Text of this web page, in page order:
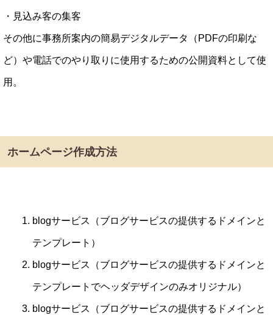
・見込み客の集客
その他に事務所案内の簡易デジタルデータ（PDFの印刷な
ど）や電話でのやり取りに使用するための公開資料として使
用。
ホームページ作成方法
blogサービス（ブログサービスの提供するドメインと
テンプレート）
blogサービス（ブログサービスの提供するドメインと
テンプレートでヘッダデザインのみオリジナル）
blogサービス（ブログサービスの提供するドメインと